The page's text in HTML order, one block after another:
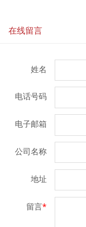
在线留言
姓名
电话号码
电子邮箱
公司名称
地址
留言*